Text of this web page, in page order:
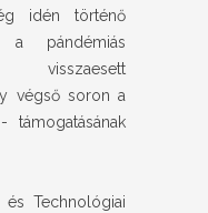
idén történő
a pándémiás
végső soron a
támogatásának
Technológiai